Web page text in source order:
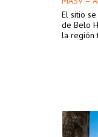
El sitio
de Belo
la región